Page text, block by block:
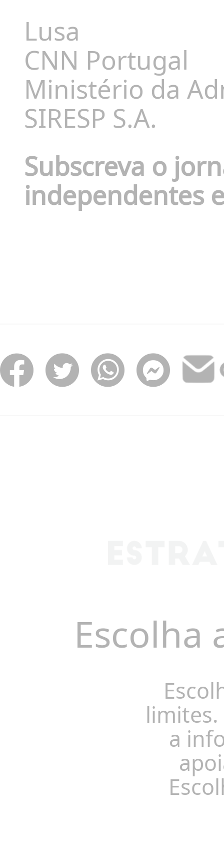
Lusa
CNN Portugal
Ministério da
SIRESP S.A.
Subscreva o
independentes
a